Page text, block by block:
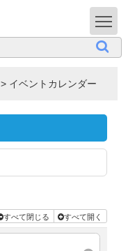
> イベントカレンダー
すべて閉じる すべて開く